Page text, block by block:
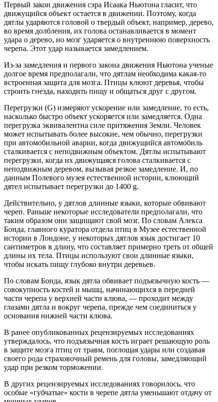
Первый закон движения сэра Исаака Ньютона гласит, что
движущийся объект остается в движении. Поэтому, когда
дятлы ударяются головой о твердый объект, например, дерево,
во время долбления, их голова останавливается в момент
удара о дерево, но мозг ударяется о внутреннюю поверхность
черепа. Этот удар называется замедлением.
Из-за замедления и первого закона движения Ньютона ученые
долгое время предполагали, что дятлам необходима какая-то
встроенная защита для мозга. Птицы клюют деревья, чтобы
строить гнезда, находить пищу и общаться друг с другом.
Перегрузки (G) измеряют ускорение или замедление, то есть,
насколько быстро объект ускоряется или замедляется. Одна
перегрузка эквивалентна силе притяжения Земли. Человек
может испытывать более высокие, чем обычно, перегрузки
при автомобильной аварии, когда движущийся автомобиль
сталкивается с неподвижным объектом. Дятлы испытывают
перегрузки, когда их движущаяся голова сталкивается с
неподвижным деревом, вызывая резкое замедление. И, по
данным Полевого музея естественной истории, клюющий
дятел испытывает перегрузки до 1400 g.
Действительно, у дятлов длинные языки, которые обвивают
череп. Раньше некоторые исследователи предполагали, что
таким образом они защищают свой мозг. По словам Алекса
Бонда, главного куратора отдела птиц в Музее естественной
истории в Лондоне, у некоторых дятлов язык достигает 10
сантиметров в длину, что составляет примерно треть от общей
длины их тела. Птицы используют свои длинные языки,
чтобы искать пищу глубоко внутри деревьев.
По словам Бонда, язык дятла обвивает подъязычную кость —
совокупность костей и мышц, начинающихся в передней
части черепа у верхней части клюва, — проходит между
глазами дятла и вокруг черепа, прежде чем соединиться у
основания нижней части клюва.
В ранее опубликованных рецензируемых исследованиях
утверждалось, что подъязычная кость играет решающую роль
в защите мозга птиц от травм, поглощая удары или создавая
своего рода страховочный ремень для головы, замедляющий
удар при резком торможении.
В других рецензируемых исследованиях говорилось, что
особые «губчатые» кости в черепе дятла уменьшают отдачу от